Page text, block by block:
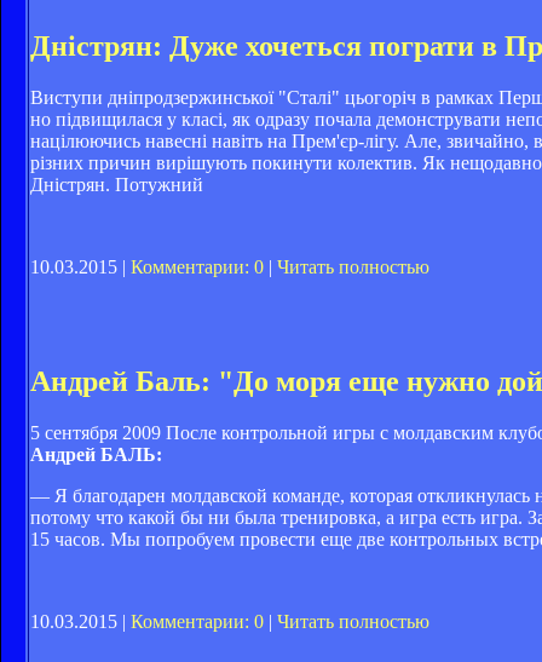
Дністрян: Дуже хочеться пограти в
Виступи дніпродзержинської "Сталі" цьогоріч в рамках
но підвищилася у класі, як одразу почала демонструвати
націлюючись навесні навіть на Прем'єр-лігу. Але, звичайно, в
різних причин вирішують покинути колектив. Як
Дністрян. Потужний
10.03.2015 | Комментарии: 0 | Читать полностью
Андрей Баль: "До моря еще нужно
5 сентября 2009 После контрольной игры с молдавским
Андрей БАЛЬ:
— Я благодарен молдавской команде, которая
потому что какой бы ни была тренировка, а игра есть игра.
15 часов. Мы попробуем провести еще две контрольных
10.03.2015 | Комментарии: 0 | Читать полностью